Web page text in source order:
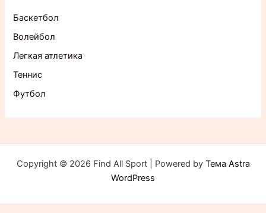
Баскетбол
Волейбол
Легкая атлетика
Теннис
Футбол
Copyright © 2026 Find All Sport | Powered by Тема Astra
WordPress